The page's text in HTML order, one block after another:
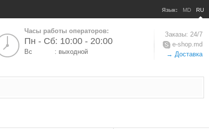
Язык: MD RU
Часы работы операторов:
Пн - Сб: 10:00 - 20:00
Вс : выходной
Заказы: 24/7
e-shop.md
→ Доставка